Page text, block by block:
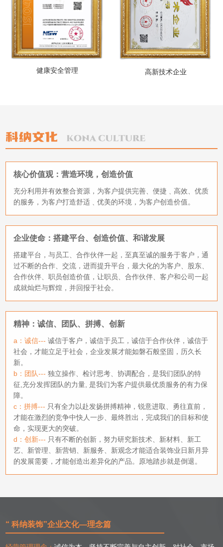
健康安全管理 高新技术企业
核心价值观：营造环境，创造价值
充分利用并有效整合资源，为客户提供完善、便捷﹑高效、优质
的服务，为客户打造舒适﹑优美的环境，为客户创造价值。
企业使命：搭建平台、创造价值、和谐发展
搭建平台，与员工、合作伙伴一起，至真至诚的服务于客户，通
过不断的合作、交流，进而提升平台，最大化的为客户、股东、
合作伙伴、职员创造价值，让职员、合作伙伴、客户和公司一起
成就灿烂与辉煌，并回报于社会。
精神：诚信、团队、拼搏、创新
a：诚信--- 诚信于客户，诚信于员工，诚信于合作伙伴，诚信于
社会，才能立足于社会，企业发展才能如磐石般坚固，历久长
新。
b：团队--- 独立操作、检讨思考、协调配合，是我们团队的特
征,充分发挥团队的力量, 是我们为客户提供最优质服务的有力保
障。
c：拼搏--- 只有全力以赴发扬拼搏精神，锐意进取、勇往直前，
才能在激烈的竞争中快人一步、最终胜出，完成我们的目标和使
命，实现更大的突破。
d：创新--- 只有不断的创新，努力研究新技术、新材料、新工
艺、新管理、新营销、新服务、新观念才能适合装饰业日新月异
的发展需要，才能创造出差异化的产品。原地踏步就是倒退。
“ 科纳装饰”企业文化—理念篇